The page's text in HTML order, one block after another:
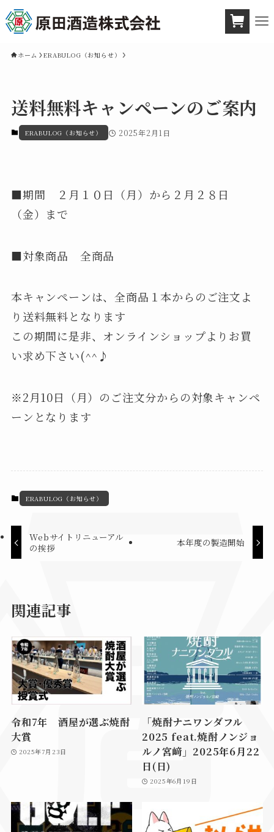
ホーム ERABULOG（お知らせ）
送料無料キャンペーンのご案内
ERABULOG（お知らせ） 2025年2月1日
■期間 ２月１０日（月）から２月２８日
（金）まで
■対象商品 全商品
本キャンペーンは、全商品１本からのご注文よ
り送料無料となります
この期間に是非、オンラインショップよりお買
い求め下さい(^^♪
※2月10日（月）のご注文分からの対象キャンペ
ーンとなります
ERABULOG（お知らせ）
Webサイトリニューアル
の挨拶
本年度の製造開始
関連記事
令和7年 酒屋が選ぶ焼酎
大賞
2025年7月23日
「焼酎ナニワンダフル
2025 feat.焼酎ノンジョ
ルノ宮﨑」2025年6月22
日(日)
2025年6月19日